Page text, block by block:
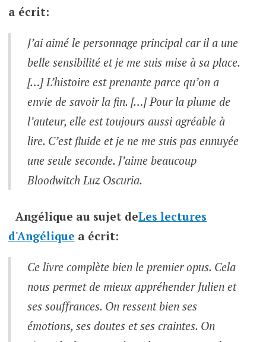
a écrit:
J’ai aimé le personnage principal car il a une
belle sensibilité et je me suis mise à sa place.
[…] L’histoire est prenante parce qu’on a
envie de savoir la fin. […] Pour la plume de
l’auteur, elle est toujours aussi agréable à
lire. C’est fluide et je ne me suis pas ennuyée
une seule seconde. J’aime beaucoup
Bloodwitch Luz Oscuria.
Angélique au sujet deLes lectures
d'Angélique a écrit:
Ce livre complète bien le premier opus. Cela
nous permet de mieux appréhender Julien et
ses souffrances. On ressent bien ses
émotions, ses doutes et ses craintes. On